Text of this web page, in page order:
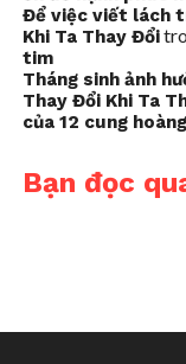
Để việc viết lách
Khi Ta Thay Đổi
tim
Tháng sinh ảnh
Thay Đổi Khi Ta
của 12 cung
Bạn đọc